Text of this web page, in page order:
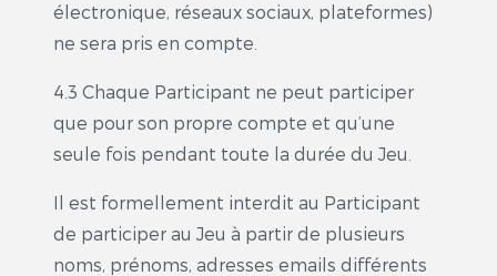
électronique, réseaux sociaux, plateformes)
ne sera pris en compte.
4.3 Chaque Participant ne peut participer
que pour son propre compte et qu’une
seule fois pendant toute la durée du Jeu.
Il est formellement interdit au Participant
de participer au Jeu à partir de plusieurs
noms, prénoms, adresses emails différents